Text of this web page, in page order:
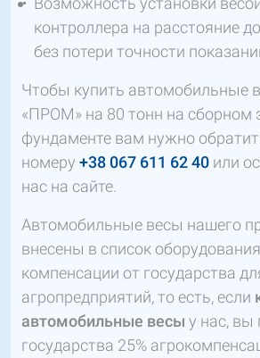
контроллера на расстояние
без потери точности
Чтобы купить автомобильные
«ПРОМ» на 80 тонн на сборном
фундаменте вам нужно
номеру +38 067 611 62 40 или
нас на сайте.
Автомобильные весы нашего
внесены в список
компенсации от государства
агропредприятий, то есть, если
автомобильные весы у нас, вы
государства 25%